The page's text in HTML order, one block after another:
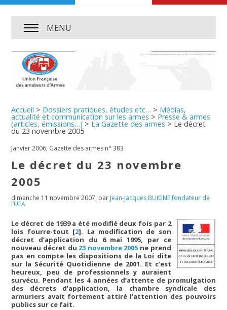
MENU
Accueil > Dossiers pratiques, études etc… > Médias,
actualité et communication sur les armes > Presse & armes
(articles, émissions…) > La Gazette des armes > Le décret
du 23 novembre 2005
Janvier 2006, Gazette des armes n° 383
Le décret du 23 novembre
2005
dimanche 11 novembre 2007, par Jean-Jacques BUIGNE fondateur de
l’UFA
Le décret de 1939 a été modifié deux fois par 2
lois fourre-tout [2]. La modification de son
décret d’application du 6 mai 1995, par ce
nouveau décret du 23 novembre 2005 ne prend
pas en compte les dispositions de la Loi dite
sur la Sécurité Quotidienne de 2001. Et c’est
heureux, peu de professionnels y auraient
survécu. Pendant les 4 années d’attente de promulgation
des décrets d’application, la chambre syndicale des
armuriers avait fortement attiré l’attention des pouvoirs
publics sur ce fait.